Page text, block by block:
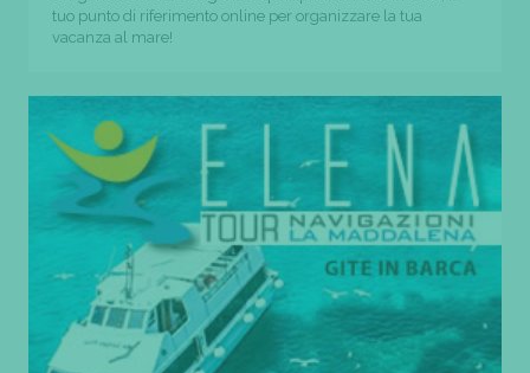
tuo punto di riferimento online per organizzare la tua
vacanza al mare!